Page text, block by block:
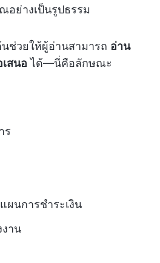
อย่างเป็นรูปธรรม
ช่วยให้ผู้อ่านสามารถ อ่าน
สนอ ได้—นี่คือลักษณะ
ร
ผนการชำระเงิน
งาน